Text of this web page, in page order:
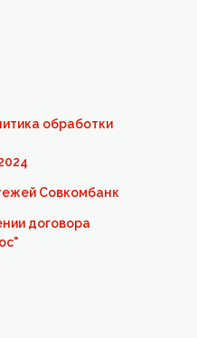
обработки
Совкомбанк
договора